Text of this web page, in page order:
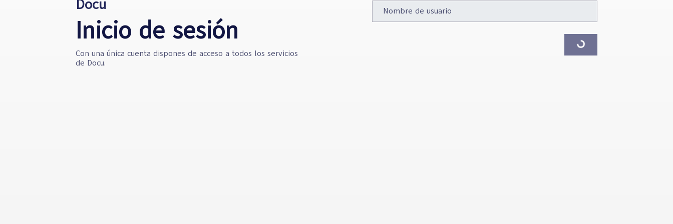
Docu
Inicio de sesión
Con una única cuenta dispones de acceso a todos los servicios
de Docu.